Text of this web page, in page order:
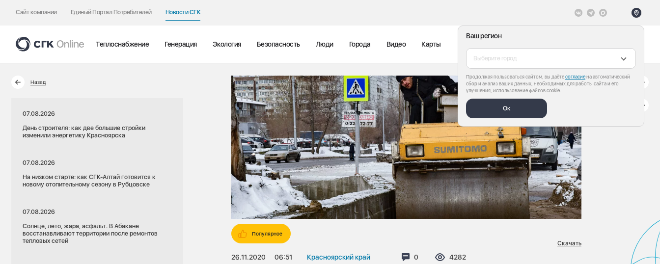
Сайт компании Единый Портал Потребителей Новости СГК
Ваш регион
Выберите город
Продолжая пользоваться сайтом, вы даётесогласиена автоматический
сбор и анализ ваших данных, необходимых для работы сайта и его
улучшения, использование файлов cookie.
Ок
Теплоснабжение Генерация Экология Безопасность Люди Города Видео Карты
Назад
07.08.2026
День строителя: как две большие стройки
изменили энергетику Красноярска
07.08.2026
На низком старте: как СГК-Алтай готовится к
новому отопительному сезону в Рубцовске
07.08.2026
Солнце, лето, жара, асфальт. В Абакане
восстанавливают территории после ремонтов
тепловых сетей
Популярное
26.11.2020 06:51 Красноярский край Комментариев:
0 Просмотров:
4282
Скачать